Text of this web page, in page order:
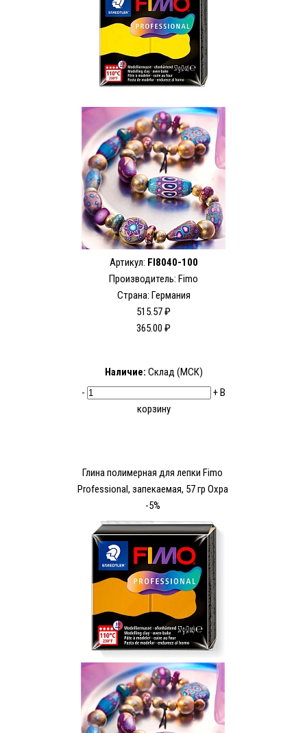
Артикул: FI8040-100
Производитель: Fimo
Страна: Германия
515.57 ₽
365.00 ₽
Наличие: Склад (МСК)
-
+В
корзину
Глина полимерная для лепки Fimo
Рrofessional, запекаемая, 57 гр Охра
-5%